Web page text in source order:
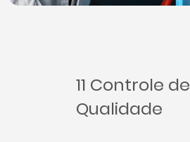
11 Controle de
Qualidade